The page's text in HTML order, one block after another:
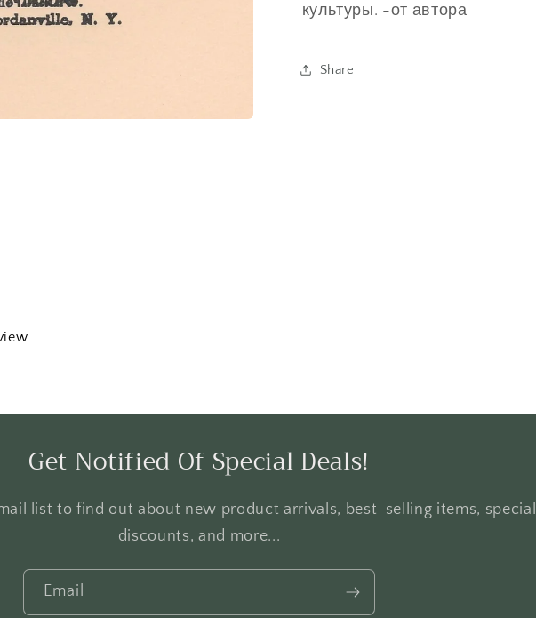
культуры. -от автора
Share
Get Notified Of Special Deals!
list to find out about new product arrivals, best-selling items, special
discounts, and more...
Email